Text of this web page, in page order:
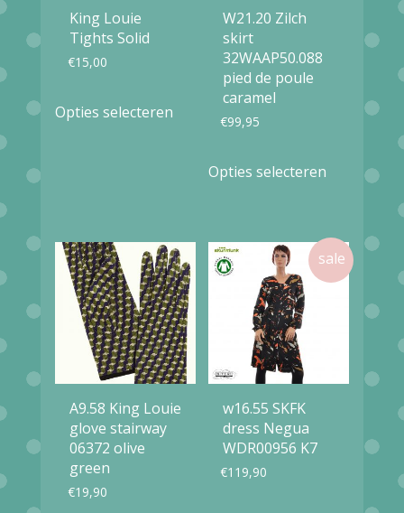
King Louie
Tights Solid
€15,00
Opties selecteren
product
meerdere
Deze
optie
kan
gekozen
worden
op
de
productpagina
W21.20 Zilch
skirt
32WAAP50.088
pied de poule
caramel
€99,95
Opties selecteren
product
meerdere
variaties.
gekozen
A9.58 King Louie
glove stairway
06372 olive
green
€19,90
w16.55 SKFK
dress Negua
WDR00956 K7
€119,90